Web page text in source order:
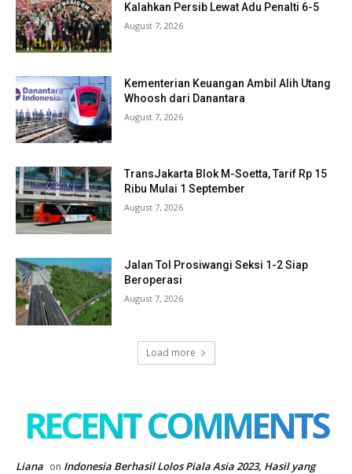
Kalahkan Persib Lewat Adu Penalti 6-5
August 7, 2026
Kementerian Keuangan Ambil Alih Utang
Whoosh dari Danantara
August 7, 2026
TransJakarta Blok M-Soetta, Tarif Rp 15
Ribu Mulai 1 September
August 7, 2026
Jalan Tol Prosiwangi Seksi 1-2 Siap
Beroperasi
August 7, 2026
Load more
RECENT COMMENTS
Liana on Indonesia Berhasil Lolos Piala Asia 2023, Hasil yang